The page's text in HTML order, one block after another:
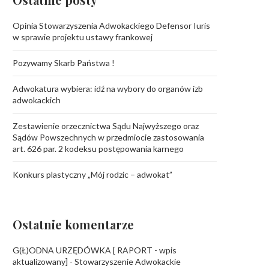
Opinia Stowarzyszenia Adwokackiego Defensor Iuris
w sprawie projektu ustawy frankowej
Pozywamy Skarb Państwa !
Adwokatura wybiera: idź na wybory do organów izb
adwokackich
Zestawienie orzecznictwa Sądu Najwyższego oraz
Sądów Powszechnych w przedmiocie zastosowania
art. 626 par. 2 kodeksu postępowania karnego
Konkurs plastyczny „Mój rodzic – adwokat”
Ostatnie komentarze
G(Ł)ODNA URZĘDÓWKA [ RAPORT - wpis
aktualizowany] - Stowarzyszenie Adwokackie